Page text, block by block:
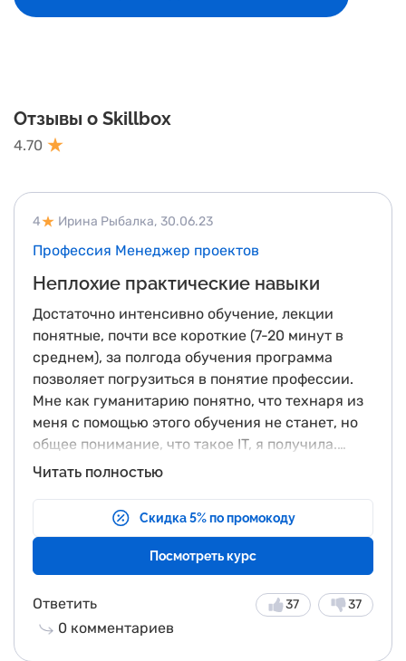
Отзывы о Skillbox
4.70
4 30.06.23
Ирина Рыбалка,
Профессия Менеджер проектов
Неплохие практические навыки
Достаточно интенсивно обучение, лекции
понятные, почти все короткие (7-20 минут в
среднем), за полгода обучения программа
позволяет погрузиться в понятие профессии.
Мне как гуманитарию понятно, что технаря из
меня с помощью этого обучения не станет, но
общее понимание, что такое IT, я получила.
Хороший курс по Экселю, пригодится на мой
был понятен в силу того, что раньше профессия
была связана с этой темой. Курс по
профессиям в айти-сфере и новым
технологиям позволяет познакомиться с этой
темой тем, кто вообще не знал чем отличаются
бэкэнд и фронтэнд.
Резюмируя, все же считаю, что для
поэтому ставлю 4 звезды
Читать полностью
Скидка 5% по промокоду
Посмотреть курс
Ответить
0 комментариев
37
37